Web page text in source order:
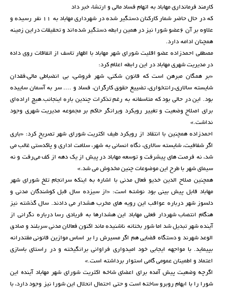
کارمند فرمانداری مهاباد بە اتهام فساد مالی و ارتشاء خبر داد
کە در حال حاضر شمار کارکنان دستگیر شدە در شهرداری مهاباد بە 11 نفر رسیدە و
علاوە بر آن 6عضو شورا نیز در همین رابطە دستگیر شدەاند و تحقیقات دراین زمینە
همچنان ادامە دارد.
مصطفی احمدزادە عضو اقلیت شورای شهر مهاباد با اظهار تاسف از اتفاقات روی داده
در مدیریت شهری مهاباد در این رابطە اعلام کرد:
«بر همگان مبرهن است کە قانون شکنی، شهر فروشی، بی انضباطی مالی،فقدان
شایستە سالاری،رانتخواری، تضییع حقوق کارگران، فساد و .... سر بە آسمان ساییدە
بود. این در حالی بود کە متاسفانە بە رغم تذکرات چندین بارە اینجانب.هیچ ارادەای
برای اصلاح وضعیت و تغییر رویکرد ویرانگر حاکم بر مجموعە مدیریت شهری وجود
نداشت.»
احمدزادە همچنین با انتقاد از رویکرد طیف اکثریت شورای شهر تصریح کرد: «باری
اگر شفافیت، شایستە سالاری، نگاە انسانی بە شهر، سلامت اداری و پاکدستی غالب می
شد، نە فرصت های پیشرفت و توسعە مهاباد در پیش از یک دهە از کف می‌رفت و نە
سیمای شهر با طرح این موضوعات چنین مخدوش می شد.»
همچنین صلاح الدین خدیو فعال مدنی با اشاره به اینکه سرانجام تلخ شورای شهر
مهاباد قابل پیش بینی بود نوشته است: «از سیزدە سال قبل کوشندگان مدنی و
دلسوز شهر دربارە عواقب این رویە های مخرب هشدار می دادند. سال گذشتە نیز
هنگام انتصاب شهردار فعلی مهاباد این هشدارها بە فریادی رسا دربارە نگرانی از
آیندە شهر تبدیل شد اما شور بختانە ناشنیدە ماند اکنون فعالان مدنی سربلند و صادق
الوعد شهرند و دستگاە قضایی هم اگر مسیرش را بر اساس موازین قانونی مقتدرانە
بپیماید. با مواجهە ایجابی خود امیدواری فراوانی برانگیختە و در راستای باسازی
اعتماد و اطمینان عمومی گامی استوار برداشتە است.»
اگرچه وضعیت پیش آمده برای اعضای شاخه اکثریت شورای شهر مهاباد آینده این
شورا را با ابهام روبرو ساخته است و حتی احتمال انحلال این شورا نیز وجود دارد، با